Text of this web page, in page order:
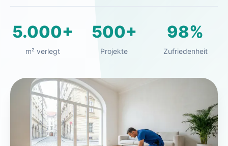
5.000+
m² verlegt
500+
Projekte
98%
Zufriedenheit